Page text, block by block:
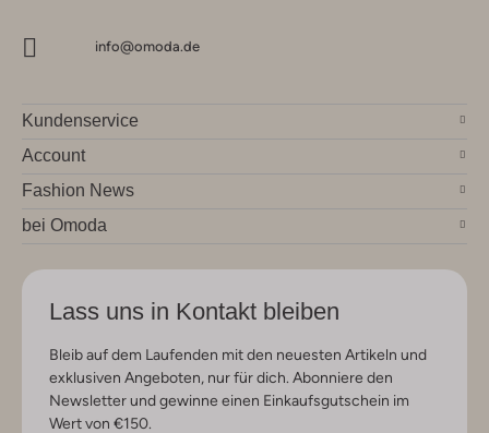
info@omoda.de
Kundenservice
Account
Fashion News
bei Omoda
Lass uns in Kontakt bleiben
Bleib auf dem Laufenden mit den neuesten Artikeln und
exklusiven Angeboten, nur für dich. Abonniere den
Newsletter und gewinne einen Einkaufsgutschein im
Wert von €150.